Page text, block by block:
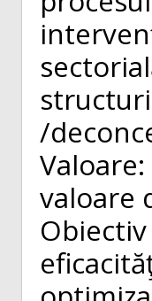
/
valoare